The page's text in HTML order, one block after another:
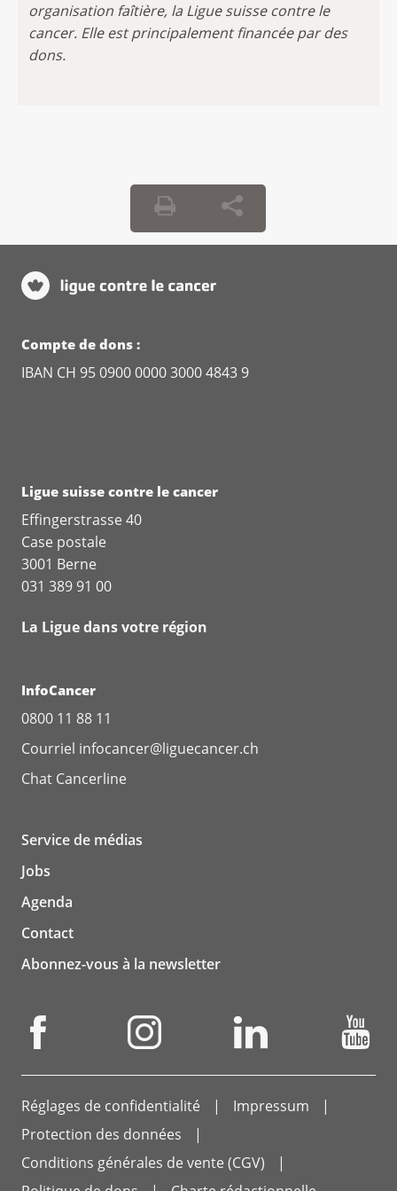
organisation faîtière, la Ligue suisse contre le
cancer. Elle est principalement financée par des
dons.
Compte de dons :
IBAN CH 95 0900 0000 3000 4843 9
Ligue suisse contre le cancer
Effingerstrasse 40
Case postale
3001 Berne
031 389 91 00
La Ligue dans votre région
InfoCancer
0800 11 88 11
Courriel infocancer@liguecancer.ch
Chat Cancerline
Service de médias
Jobs
Agenda
Contact
Abonnez-vous à la newsletter
Réglages de confidentialité
Impressum
Protection des données
Conditions générales de vente (CGV)